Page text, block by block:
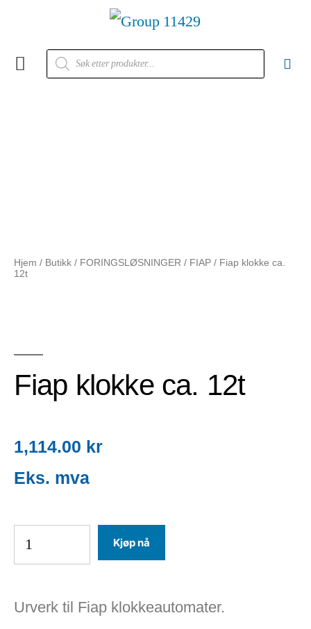
Hjem / Butikk / FORINGSLØSNINGER / FIAP / Fiap klokke ca.
12t
Fiap klokke ca. 12t
1,114.00 kr
Kjøp nå
Urverk til Fiap klokkeautomater.